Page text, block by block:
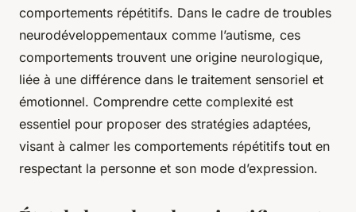
comportements répétitifs. Dans le cadre de troubles
neurodéveloppementaux comme l’autisme, ces
comportements trouvent une origine neurologique,
liée à une différence dans le traitement sensoriel et
émotionnel. Comprendre cette complexité est
essentiel pour proposer des stratégies adaptées,
visant à calmer les comportements répétitifs tout en
respectant la personne et son mode d’expression.